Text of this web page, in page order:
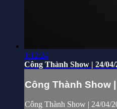
1:12:24
Công Thành Show | 24/04/
Công Thành Show |
Công Thành Show | 24/04/